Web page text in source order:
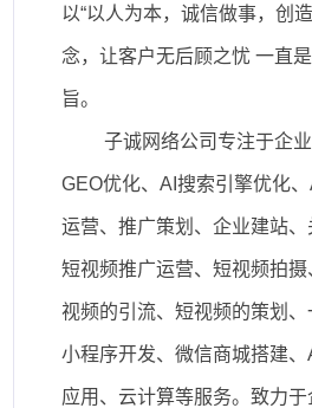
以“以人为本，诚信做事，创
念，让客户无后顾之忧 一直
旨。
子诚网络公司专注于企业
GEO优化、AI搜索引擎优化
运营、推广策划、企业建站、
短视频推广运营、短视频拍
视频的引流、短视频的策划、
小程序开发、微信商城搭建
应用、云计算等服务。致力